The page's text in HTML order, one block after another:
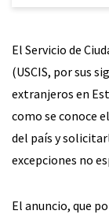
El Servicio de
(USCIS, por sus
extranjeros en
como se conoce
del país y
excepciones no
El anuncio, que